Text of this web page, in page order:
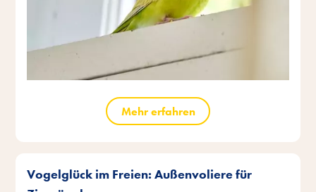
Mehr erfahren
Vogelglück im Freien: Außenvoliere für